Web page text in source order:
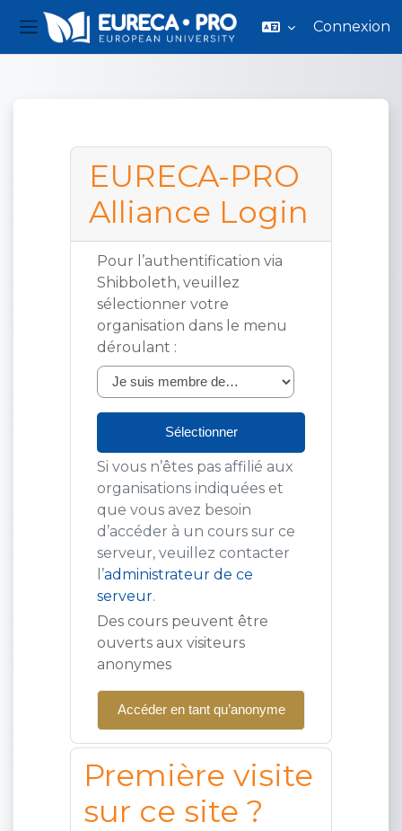
Panneau latéral
Connexion
EURECA-PRO
Alliance Login
Pour l’authentification via
Shibboleth, veuillez
sélectionner votre
organisation dans le menu
déroulant :
Sélectionner
Si vous n’êtes pas affilié aux
organisations indiquées et
que vous avez besoin
d’accéder à un cours sur ce
serveur, veuillez contacter
l’administrateur de ce
serveur.
Des cours peuvent être
ouverts aux visiteurs
anonymes
Accéder en tant qu’anonyme
Première visite
sur ce site ?